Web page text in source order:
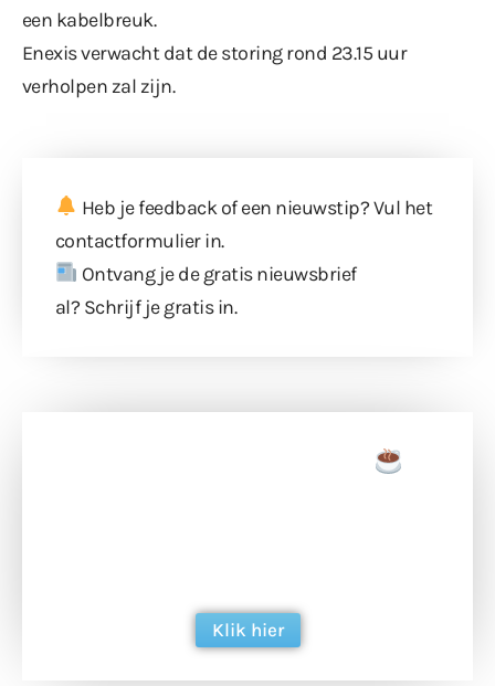
een kabelbreuk.
Enexis verwacht dat de storing rond 23.15 uur
verholpen zal zijn.
Heb je feedback of een nieuwstip? Vul het
contactformulierin.
Ontvang je de gratis nieuwsbrief
al? Schrijf je gratis in.
Klik hier